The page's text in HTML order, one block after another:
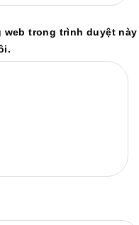
web trong trình duyệt này